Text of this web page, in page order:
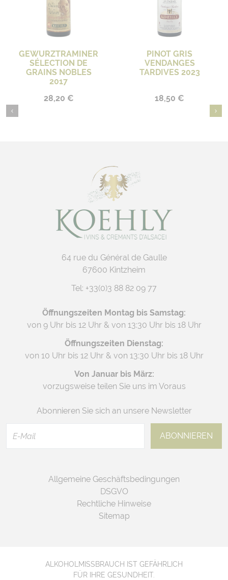
GEWURZTRAMINER
SÉLECTION DE
GRAINS NOBLES
2017
28,20 €
PINOT GRIS
VENDANGES
TARDIVES 2023
18,50 €
64 rue du Général de Gaulle
67600 Kintzheim
Tel: +33(0)3 88 82 09 77
Öffnungszeiten Montag bis Samstag:
von 9 Uhr bis 12 Uhr & von 13:30 Uhr bis 18 Uhr
Öffnungszeiten Dienstag:
von 10 Uhr bis 12 Uhr & von 13:30 Uhr bis 18 Uhr
Von Januar bis März:
vorzugsweise teilen Sie uns im Voraus
Abonnieren Sie sich an unsere Newsletter
Allgemeine Geschäftsbedingungen
DSGVO
Rechtliche Hinweise
Sitemap
ALKOHOLMISSBRAUCH IST GEFÄHRLICH
FÜR IHRE GESUNDHEIT.